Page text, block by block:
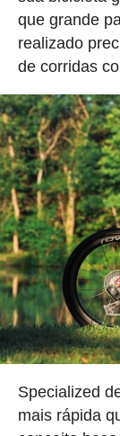
que grande
realizado
de corridas
Specialized
mais rápida